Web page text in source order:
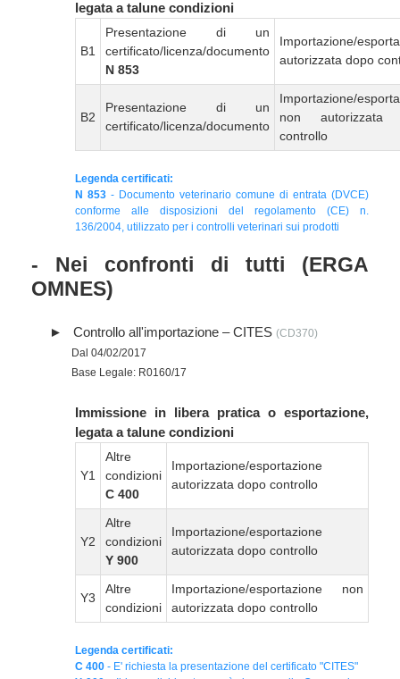
legata a talune condizioni
B1
Presentazione di un
certificato/licenza/documento
N 853
Importazione/
autorizzata dopo
B2
Presentazione di un
certificato/licenza/documento
Importazione/
non autorizzata
controllo
Legenda certificati:
N 853 - Documento veterinario comune di entrata (DVCE)
conforme alle disposizioni del regolamento (CE) n.
136/2004, utilizzato per i controlli veterinari sui prodotti
- Nei confronti di tutti (ERGA
OMNES)
Controllo all'importazione – CITES (CD370)
Dal 04/02/2017
Base Legale: R0160/17
Immissione in libera pratica o esportazione,
legata a talune condizioni
Y1
Altre
condizioni
C 400
Importazione/esportazione
autorizzata dopo controllo
Y2
Altre
condizioni
Y 900
Importazione/esportazione
autorizzata dopo controllo
Y3
Altre
condizioni
Importazione/esportazione non
autorizzata dopo controllo
Legenda certificati:
C 400 - E' richiesta la presentazione del certificato "CITES"